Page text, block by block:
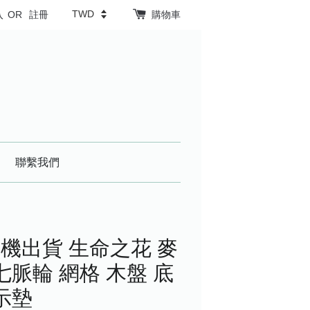
OR 註冊 購物車
聯繫我們
出貨 生命之花 麥
脈輪 網格 木盤 底
墊